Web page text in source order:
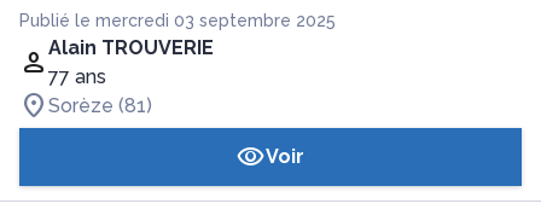
Publié le mercredi 03 septembre 2025
Alain TROUVERIE
77 ans
Sorèze (81)
Voir